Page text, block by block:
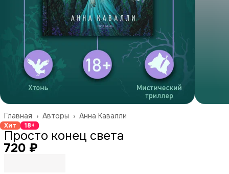
Анна Кавалли
Авторы ›
Главная ›
Хит 18+
Просто конец света
720 ₽